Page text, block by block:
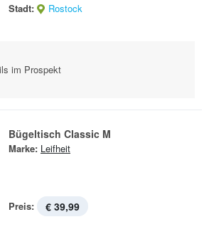
Stadt:
Rostock
im Prospekt
Bügeltisch Classic M
Marke: Leifheit
Preis: € 39,99